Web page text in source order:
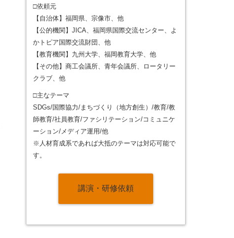
□依頼元
【自治体】福岡県、宗像市、他
【公的機関】JICA、福岡県国際交流センター、よ
かトピア国際交流財団、他
【教育機関】九州大学、福岡教育大学、他
【その他】商工会議所、青年会議所、ロータリー
クラブ、他
□主なテーマ
SDGs/国際協力/まちづくり（地方創生）/教育/教
師教育/社員教育/ファシリテーション/コミュニケ
ーション/メディア運用/他
※人材育成系であれば大抵のテーマは対応可能で
す。
講演・研修依頼